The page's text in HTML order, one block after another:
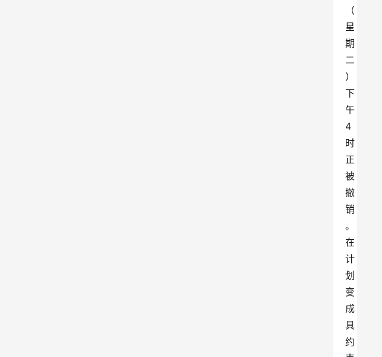
（
星
期
二
）
下
午
4
时
正
被
撤
销
。
在
计
划
变
成
具
约